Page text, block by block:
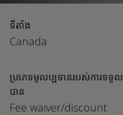
ទីតាំង
Canada
ប្រភេទមូលប្បទានរបស់ការទទួល
បាន
Fee waiver/discount